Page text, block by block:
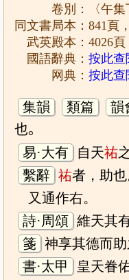
卷別：〈午集
同文書局本：841
武英殿本：4026
國語辭典：按此查
网典：按此查
集韻 類篇 韻
也。
易·大有
自天祐
繫辭 祐者，助也
又通作右。
詩·周頌 維天其
箋 神享其德而助
書·太甲
皇天眷